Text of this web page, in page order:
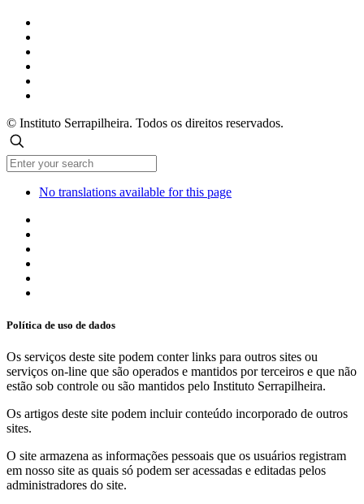
© Instituto Serrapilheira. Todos os direitos reservados.
No translations available for this page
Política de uso de dados
Os serviços deste site podem conter links para outros sites ou
serviços on-line que são operados e mantidos por terceiros e que não
estão sob controle ou são mantidos pelo Instituto Serrapilheira.
Os artigos deste site podem incluir conteúdo incorporado de outros
sites.
O site armazena as informações pessoais que os usuários registram
em nosso site as quais só podem ser acessadas e editadas pelos
administradores do site.